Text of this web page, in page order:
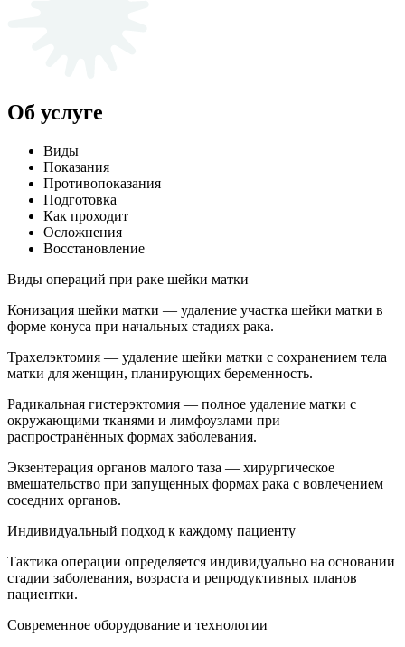
Об услуге
Виды
Показания
Противопоказания
Подготовка
Как проходит
Осложнения
Восстановление
Виды операций при раке шейки матки
Конизация шейки матки — удаление участка шейки матки в
форме конуса при начальных стадиях рака.
Трахелэктомия — удаление шейки матки с сохранением тела
матки для женщин, планирующих беременность.
Радикальная гистерэктомия — полное удаление матки с
окружающими тканями и лимфоузлами при
распространённых формах заболевания.
Экзентерация органов малого таза — хирургическое
вмешательство при запущенных формах рака с вовлечением
соседних органов.
Индивидуальный подход к каждому пациенту
Тактика операции определяется индивидуально на основании
стадии заболевания, возраста и репродуктивных планов
пациентки.
Современное оборудование и технологии